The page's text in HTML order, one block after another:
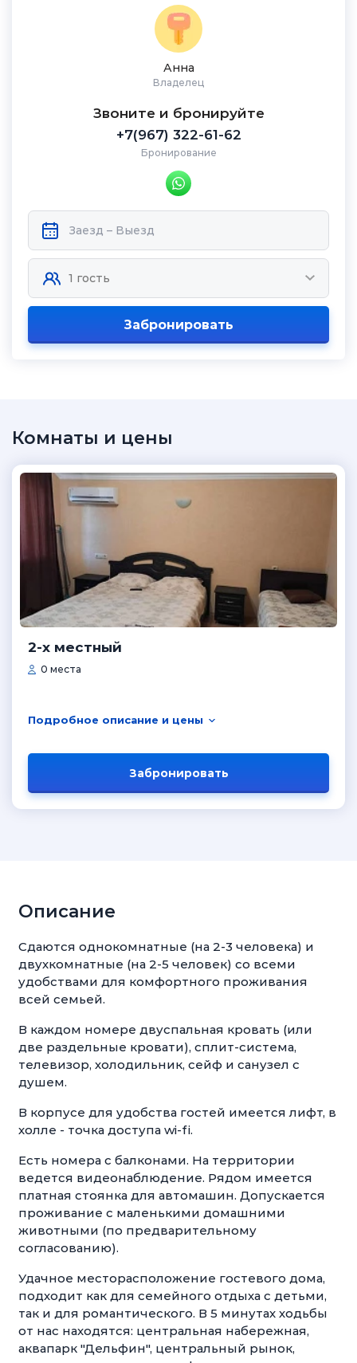
Анна
Владелец
Звоните и бронируйте
+7(967) 322-61-62
Бронирование
Забронировать
Комнаты и цены
2-х местный
0 места
Подробное описание и цены
Забронировать
Описание
Сдаются однокомнатные (на 2-3 человека) и
двухкомнатные (на 2-5 человек) со всеми
удобствами для комфортного проживания
всей семьей.
В каждом номере двуспальная кровать (или
две раздельные кровати), сплит-система,
телевизор, холодильник, сейф и санузел с
душем.
В корпусе для удобства гостей имеется лифт, в
холле - точка доступа wi-fi.
Есть номера с балконами. На территории
ведется видеонаблюдение. Рядом имеется
платная стоянка для автомашин. Допускается
проживание с маленькими домашними
животными (по предварительному
согласованию).
Удачное месторасположение гостевого дома,
подходит как для семейного отдыха с детьми,
так и для романтического. В 5 минутах ходьбы
от нас находятся: центральная набережная,
аквапарк "Дельфин", центральный рынок,